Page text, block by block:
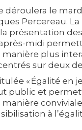
déroulera le
Percereau.
présentation
midi
plus
sur deux
« Égalité en
public et
à